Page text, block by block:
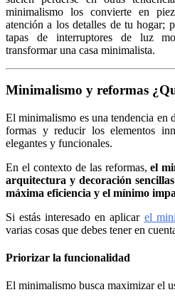
minimalismo los convierte en
atención a los detalles de tu hogar;
tapas de interruptores de luz
transformar una casa minimalista.
Minimalismo y reformas
El minimalismo es una tendencia en
formas y reducir los elementos
elegantes y funcionales.
En el contexto de las reformas,el
arquitectura y decoración
máxima eficiencia y el mínimo
Si estás interesado en aplicar el
varias cosas que debes tener en
Priorizar la funcionalidad
El minimalismo busca maximizar el